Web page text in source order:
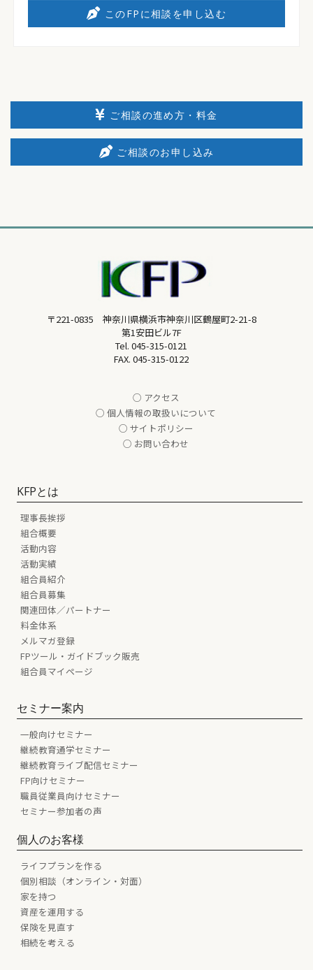
このFPに相談を申し込む
ご相談の進め方・料金
ご相談のお申し込み
〒221-0835 神奈川県横浜市神奈川区鶴屋町2-21-8
第1安田ビル7F
Tel. 045-315-0121
FAX. 045-315-0122
○ アクセス
○ 個人情報の取扱いについて
○ サイトポリシー
○ お問い合わせ
KFPとは
理事長挨拶
組合概要
活動内容
活動実績
組合員紹介
組合員募集
関連団体／パートナー
料金体系
メルマガ登録
FPツール・ガイドブック販売
組合員マイページ
セミナー案内
一般向けセミナー
継続教育通学セミナー
継続教育ライブ配信セミナー
FP向けセミナー
職員従業員向けセミナー
セミナー参加者の声
個人のお客様
ライフプランを作る
個別相談（オンライン・対面）
家を持つ
資産を運用する
保険を見直す
相続を考える